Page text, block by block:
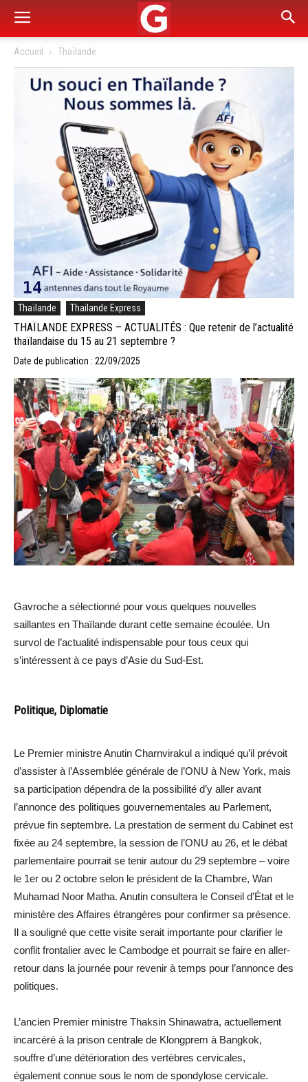
Accueil Thaïlande
Thaïlande Thailande Express
THAÏLANDE EXPRESS – ACTUALITÉS : Que retenir de l’actualité
thaïlandaise du 15 au 21 septembre ?
Date de publication : 22/09/2025
Gavroche a sélectionné pour vous quelques nouvelles
saillantes en Thaïlande durant cette semaine écoulée. Un
survol de l’actualité indispensable pour tous ceux qui
s’intéressent à ce pays d’Asie du Sud-Est.
Politique, Diplomatie
Le Premier ministre Anutin Charnvirakul a indiqué qu’il prévoit
d’assister à l’Assemblée générale de l’ONU à New York, mais
sa participation dépendra de la possibilité d’y aller avant
l’annonce des politiques gouvernementales au Parlement,
prévue fin septembre. La prestation de serment du Cabinet est
fixée au 24 septembre, la session de l’ONU au 26, et le débat
parlementaire pourrait se tenir autour du 29 septembre – voire
le 1er ou 2 octobre selon le président de la Chambre, Wan
Muhamad Noor Matha. Anutin consultera le Conseil d’État et le
ministère des Affaires étrangères pour confirmer sa présence.
Il a souligné que cette visite serait importante pour clarifier le
conflit frontalier avec le Cambodge et pourrait se faire en aller-
retour dans la journée pour revenir à temps pour l’annonce des
politiques.
L’ancien Premier ministre Thaksin Shinawatra, actuellement
incarcéré à la prison centrale de Klongprem à Bangkok,
souffre d’une détérioration des vertèbres cervicales,
également connue sous le nom de spondylose cervicale.